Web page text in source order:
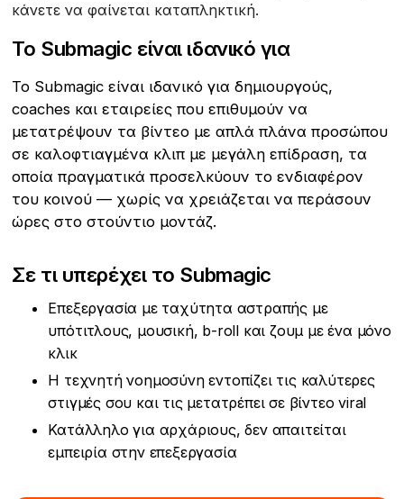
κάνετε να φαίνεται καταπληκτική.
Το Submagic είναι ιδανικό για
Το Submagic είναι ιδανικό για δημιουργούς,
coaches και εταιρείες που επιθυμούν να
μετατρέψουν τα βίντεο με απλά πλάνα προσώπου
σε καλοφτιαγμένα κλιπ με μεγάλη επίδραση, τα
οποία πραγματικά προσελκύουν το ενδιαφέρον
του κοινού — χωρίς να χρειάζεται να περάσουν
ώρες στο στούντιο μοντάζ.
Σε τι υπερέχει το Submagic
Επεξεργασία με ταχύτητα αστραπής με
υπότιτλους, μουσική, b-roll και ζουμ με ένα μόνο
κλικ
Η τεχνητή νοημοσύνη εντοπίζει τις καλύτερες
στιγμές σου και τις μετατρέπει σε βίντεο viral
Κατάλληλο για αρχάριους, δεν απαιτείται
εμπειρία στην επεξεργασία